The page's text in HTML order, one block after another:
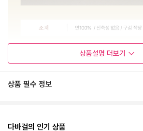
상품설명 더보기
상품 필수 정보
다바걸의 인기 상품